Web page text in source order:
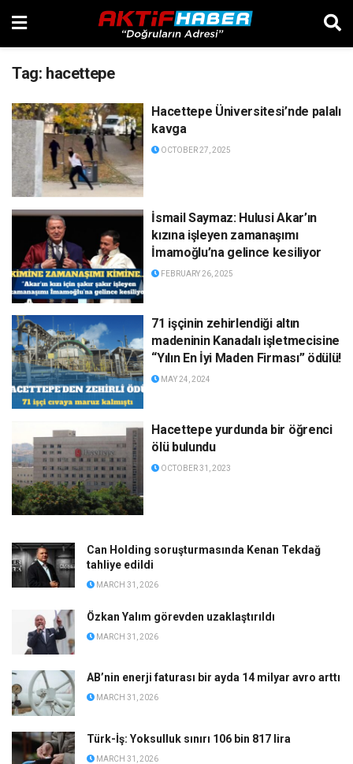
Tag: hacettepe
Hacettepe Üniversitesi’nde palalı
kavga
OCTOBER 27, 2025
İsmail Saymaz: Hulusi Akar’ın
kızına işleyen zamanaşımı
İmamoğlu’na gelince kesiliyor
FEBRUARY 26, 2025
71 işçinin zehirlendiği altın
madeninin Kanadalı işletmecisine
“Yılın En İyi Maden Firması” ödülü!
MAY 24, 2024
Hacettepe yurdunda bir öğrenci
ölü bulundu
OCTOBER 31, 2023
Can Holding soruşturmasında Kenan Tekdağ
tahliye edildi
MARCH 31, 2026
Özkan Yalım görevden uzaklaştırıldı
MARCH 31, 2026
AB’nin enerji faturası bir ayda 14 milyar avro arttı
MARCH 31, 2026
Türk-İş: Yoksulluk sınırı 106 bin 817 lira
MARCH 31, 2026